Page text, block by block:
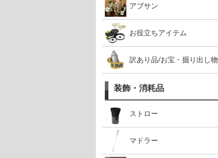
アブサン
お役立ちアイテム
訳あり品/お宝・掘り出し物
装飾・消耗品
ストロー
マドラー